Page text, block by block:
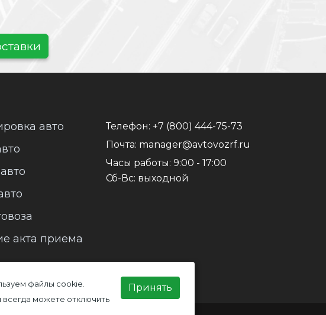
файлы cookie.
можете отключить
Принять
авто
акта приема
Телефон: +7 (800) 444-75-73
Почта: manager@avtovozrf.ru
Часы работы: 9:00 - 17:00
Сб-Вс: выходной